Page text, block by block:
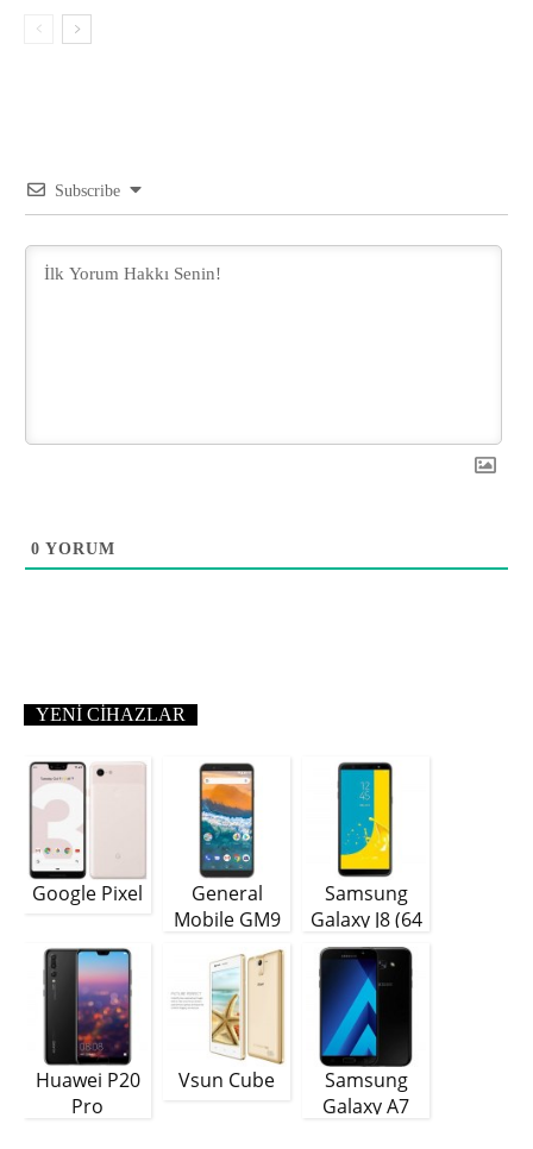
Subscribe
0 YORUM
YENI CIHAZLAR
Google Pixel
General
Mobile GM9
Samsung
Galaxy J8 (64
GB)
Huawei P20
Pro
Vsun Cube
Samsung
Galaxy A7